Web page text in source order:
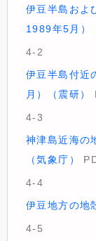
伊豆半島およ
1989年5月）
4-2
伊豆半島付近
月）（震研）
4-3
神津島近海の
（気象庁）
4-4
伊豆地方の地
4-5